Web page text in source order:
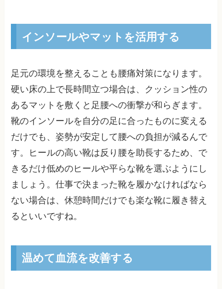
インソールやマットを活用する
足元の環境を整えることも腰痛対策になります。
硬い床の上で長時間立つ場合は、クッション性の
あるマットを敷くと足腰への衝撃が和らぎます。
靴のインソールを自分の足に合ったものに変える
だけでも、姿勢が安定して腰への負担が減るんで
す。ヒールの高い靴は反り腰を助長するため、で
きるだけ低めのヒールや平らな靴を選ぶようにし
ましょう。仕事で決まった靴を履かなければなら
ない場合は、休憩時間だけでも楽な靴に履き替え
るといいですね。
温めて血流を改善する